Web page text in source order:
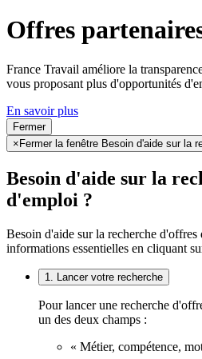
Offres
France Travail améliore la
vous proposant plus d'opportunités
En savoir plus
Fermer
× Fermer la fenêtre Besoin d'aide sur la
Besoin d'aide sur la
d'emploi ?
Besoin d'aide sur la recherche d'offres
informations essentielles en cliquant
1. Lancer votre recherche
Pour lancer une recherche
un des deux champs :
« Métier, compétence,